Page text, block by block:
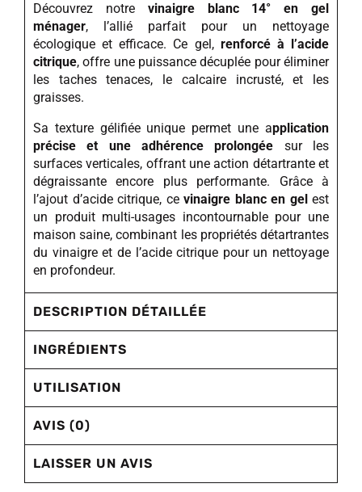
Découvrez notre vinaigre blanc 14° en gel
ménager, l’allié parfait pour un nettoyage
écologique et efficace. Ce gel,renforcé à l’acide
citrique, offre une puissance décuplée pour éliminer
les taches tenaces, le calcaire incrusté, et les
graisses.
Sa texture gélifiée unique permet une application
précise et une adhérence prolongée sur les
surfaces verticales, offrant une action détartrante et
dégraissante encore plus performante. Grâce à
l’ajout d’acide citrique, ce vinaigre blanc en gel est
un produit multi-usages incontournable pour une
maison saine, combinant les propriétés détartrantes
du vinaigre et de l’acide citrique pour un nettoyage
en profondeur.
DESCRIPTION DÉTAILLÉE
INGRÉDIENTS
UTILISATION
AVIS (0)
LAISSER UN AVIS